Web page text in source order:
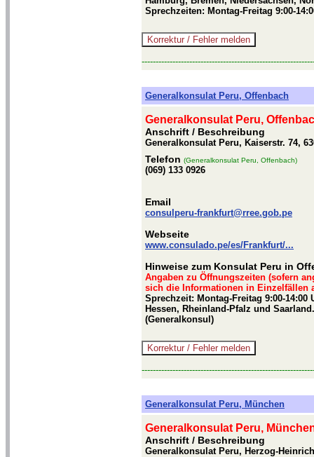
Sprechzeiten: Montag-Freitag 9:00-
Generalkonsulat Peru, Offenbach
Generalkonsulat Peru,
Anschrift / Beschreibung
Generalkonsulat Peru, Kaiserstr. 74,
Telefon (Generalkonsulat Peru, Offenbach)
(069) 133 0926
Email
consulperu-frankfurt@rree.gob.pe
Webseite
www.consulado.pe/es/Frankfurt/...
Hinweise zum Konsulat Peru in
Angaben zu Öffnungszeiten (sofern
sich die Informationen in Einzelfällen
Sprechzeit: Montag-Freitag 9:00-
Hessen, Rheinland-Pfalz und
(Generalkonsul)
Generalkonsulat Peru, München
Generalkonsulat Peru,
Anschrift / Beschreibung
Generalkonsulat Peru, Herzog-